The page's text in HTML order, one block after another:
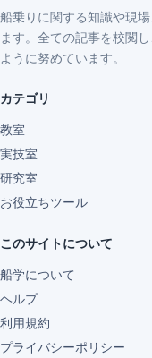
船乗りに関する知識や現
ます。全ての記事を校閲
ように努めています。
カテゴリ
教室
実技室
研究室
お役立ちツール
このサイトについて
船学について
ヘルプ
利用規約
プライバシーポリシー